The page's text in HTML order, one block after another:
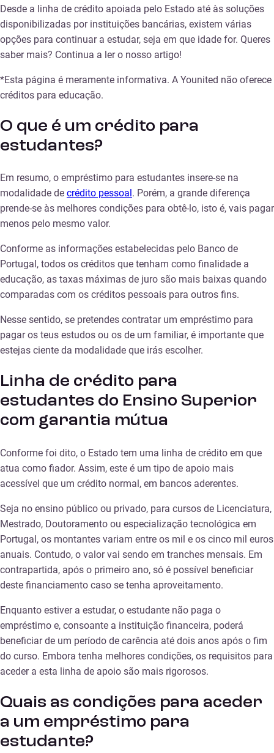
Desde a linha de crédito apoiada pelo Estado até às soluções
disponibilizadas por instituições bancárias, existem várias
opções para continuar a estudar, seja em que idade for. Queres
saber mais? Continua a ler o nosso artigo!
*Esta página é meramente informativa. A Younited não oferece
créditos para educação.
O que é um crédito para
estudantes?
Em resumo, o empréstimo para estudantes insere-se na
modalidade de crédito pessoal . Porém, a grande diferença
prende-se às melhores condições para obtê-lo, isto é, vais pagar
menos pelo mesmo valor.
Conforme as informações estabelecidas pelo Banco de
Portugal, todos os créditos que tenham como finalidade a
educação, as taxas máximas de juro são mais baixas quando
comparadas com os créditos pessoais para outros fins.
Nesse sentido, se pretendes contratar um empréstimo para
pagar os teus estudos ou os de um familiar, é importante que
estejas ciente da modalidade que irás escolher.
Linha de crédito para
estudantes do Ensino Superior
com garantia mútua
Conforme foi dito, o Estado tem uma linha de crédito em que
atua como fiador. Assim, este é um tipo de apoio mais
acessível que um crédito normal, em bancos aderentes.
Seja no ensino público ou privado, para cursos de Licenciatura,
Mestrado, Doutoramento ou especialização tecnológica em
Portugal, os montantes variam entre os mil e os cinco mil euros
anuais. Contudo, o valor vai sendo em tranches mensais. Em
contrapartida, após o primeiro ano, só é possível beneficiar
deste financiamento caso se tenha aproveitamento.
Enquanto estiver a estudar, o estudante não paga o
empréstimo e, consoante a instituição financeira, poderá
beneficiar de um período de carência até dois anos após o fim
do curso. Embora tenha melhores condições, os requisitos para
aceder a esta linha de apoio são mais rigorosos.
Quais as condições para aceder
a um empréstimo para
estudante?